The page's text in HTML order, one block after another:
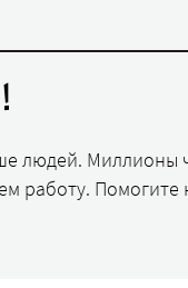
людей. Миллионы
работу. Помогите